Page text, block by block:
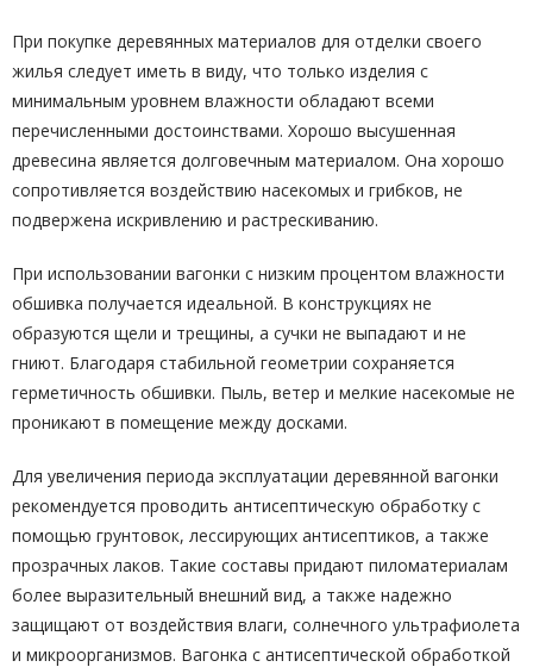
При покупке деревянных материалов для отделки своего
жилья следует иметь в виду, что только изделия с
минимальным уровнем влажности обладают всеми
перечисленными достоинствами. Хорошо высушенная
древесина является долговечным материалом. Она хорошо
сопротивляется воздействию насекомых и грибков, не
подвержена искривлению и растрескиванию.
При использовании вагонки с низким процентом влажности
обшивка получается идеальной. В конструкциях не
образуются щели и трещины, а сучки не выпадают и не
гниют. Благодаря стабильной геометрии сохраняется
герметичность обшивки. Пыль, ветер и мелкие насекомые не
проникают в помещение между досками.
Для увеличения периода эксплуатации деревянной вагонки
рекомендуется проводить антисептическую обработку с
помощью грунтовок, лессирующих антисептиков, а также
прозрачных лаков. Такие составы придают пиломатериалам
более выразительный внешний вид, а также надежно
защищают от воздействия влаги, солнечного ультрафиолета
и микроорганизмов. Вагонка с антисептической обработкой